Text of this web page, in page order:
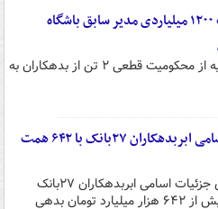
محکومیت ۱۲۰۰ میلیاردی مدیر سابق باشگاه
بانک سرمایه از محکومیت قطعی ۲ تن از بدهکاران به
جزئیات اسامی ابربدهکاران ۲۷بانک با ۶۴۲ همت
بانک مرکزی جزئیات اسامی ابربدهکاران ۲۷‌بانک
دولتی و خصوصی را که در مجموع بیش از ۶۴۲ هزار میلیارد تومان بدهی